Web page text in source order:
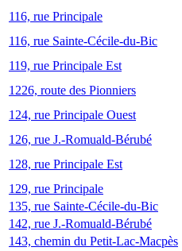
116, rue Principale
116, rue Sainte-Cécile-du-Bic
119, rue Principale Est
1226, route des Pionniers
124, rue Principale Ouest
126, rue J.-Romuald-Bérubé
128, rue Principale Est
129, rue Principale
135, rue Sainte-Cécile-du-Bic
142, rue J.-Romuald-Bérubé
143, chemin du Petit-Lac-Macpès